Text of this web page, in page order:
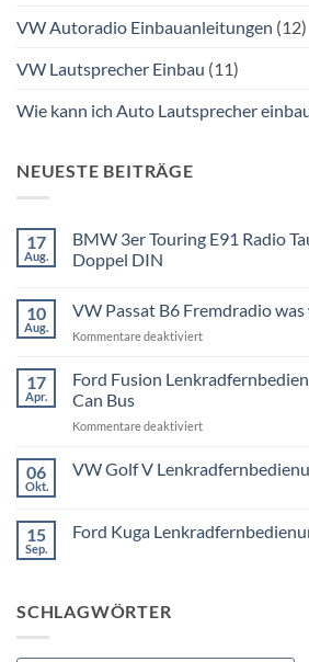
VW Autoradio Einbauanleitungen (12)
VW Lautsprecher Einbau (11)
Wie kann ich Auto Lautsprecher
NEUESTE BEITRÄGE
17
Aug.
BMW 3er Touring E91 Radio
Doppel DIN
zu
3er
Radio
Tausch
1
DIN
DIN
10
Aug.
VW Passat B6 Fremdradio
Kommentare deaktiviertfür
Passat
B6
was
benötigt
17
Apr.
Ford Fusion
Can Bus
Kommentare deaktiviertfür
Fusion
Can
06
Okt.
VW Golf V
VW
15
Sep.
Ford Kuga
Kuga
SCHLAGWÖRTER